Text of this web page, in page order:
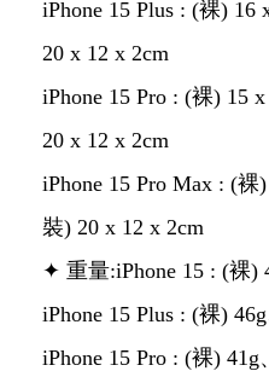
iPhone 15 Plus : (裸)
20 x 12 x 2cm
iPhone 15 Pro : (裸) 15
20 x 12 x 2cm
iPhone 15 Pro Max : (
裝) 20 x 12 x 2cm
✦ 重量:iPhone 15 : (裸)
iPhone 15 Plus : (裸)
iPhone 15 Pro : (裸)